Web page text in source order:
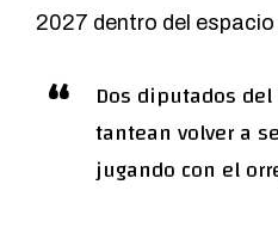
2027 dentro del
Dos diputados
tantean volver a
jugando con el